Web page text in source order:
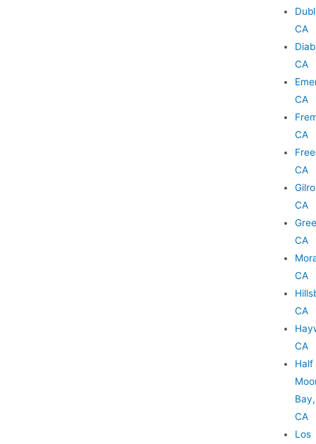
CA
CA
CA
CA
CA
CA
CA
CA
CA
CA
Half
Bay,
CA
Los